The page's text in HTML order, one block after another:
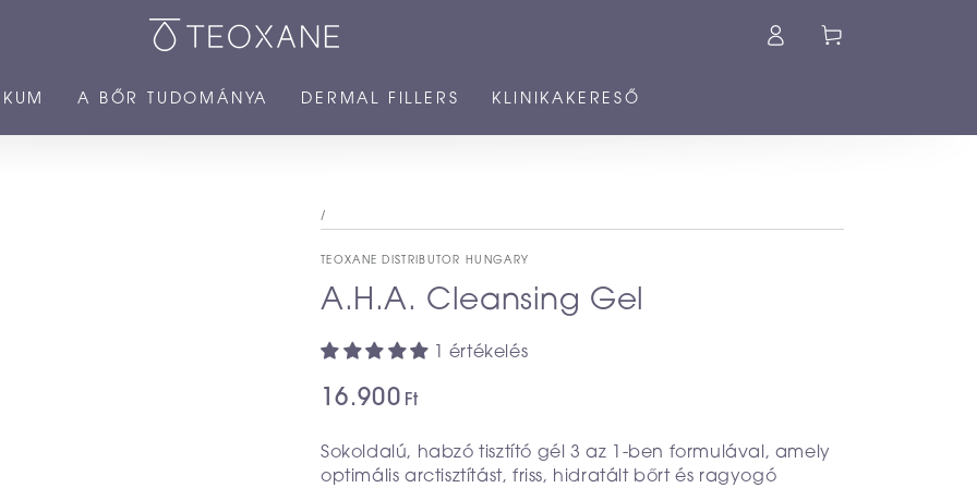
A BŐR TUDOMÁNYA DERMAL FILLERS KLINIKAKERESŐ
Kosár
/
TEOXANE DISTRIBUTOR HUNGARY
A.H.A. Cleansing Gel
1 értékelés
16.900 Ft
Sokoldalú, habzó tisztító gél 3 az 1-ben formulával, amely
optimális arctisztítást, friss, hidratált bőrt és ragyogó